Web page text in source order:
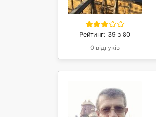
Рейтинг: 39 з 80
0 відгуків